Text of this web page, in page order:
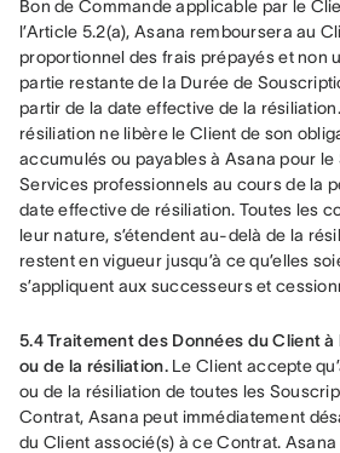
Bon de Commande applicable par le
l’Article 5.2(a), Asana remboursera au
proportionnel des frais prépayés et non
partie restante de la Durée de
partir de la date effective de la
résiliation ne libère le Client de son
accumulés ou payables à Asana pour le
Services professionnels au cours de la
date effective de résiliation. Toutes les
leur nature, s’étendent au-delà de la
restent en vigueur jusqu’à ce qu’elles
s’appliquent aux successeurs et
5.4 Traitement des Données du Client à
ou de la résiliation. Le Client accepte
ou de la résiliation de toutes les
Contrat, Asana peut immédiatement
du Client associé(s) à ce Contrat.